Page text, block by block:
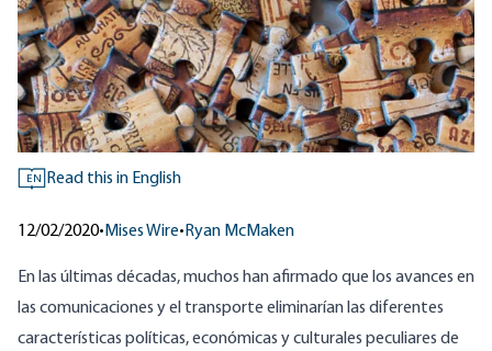
EN Read this in English
12/02/2020• Mises Wire• Ryan McMaken
En las últimas décadas, muchos han afirmado que los avances en
las comunicaciones y el transporte eliminarían las diferentes
características políticas, económicas y culturales peculiares de